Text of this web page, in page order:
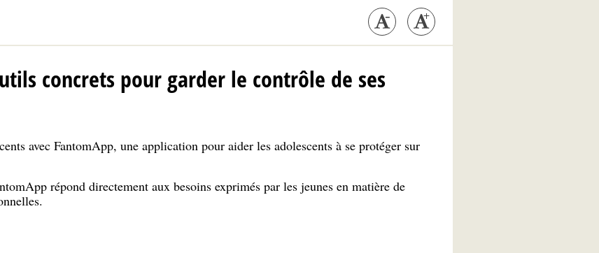
concrets pour garder le contrôle de ses
avec FantomApp, une application pour aider les adolescents à se protéger sur
répond directement aux besoins exprimés par les jeunes en matière de